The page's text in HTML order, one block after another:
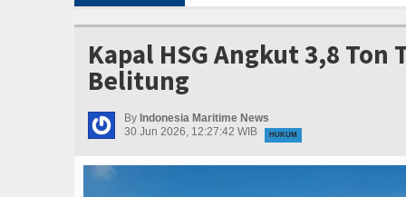
Tingkatkan Perlindungan Pekerja,
Diklat Rampung, KKP Pastikan Ribuan
Kapal HSG Angkut 3,8 Ton
Belitung
By Indonesia Maritime News
30 Jun 2026, 12:27:42 WIB
HUKUM